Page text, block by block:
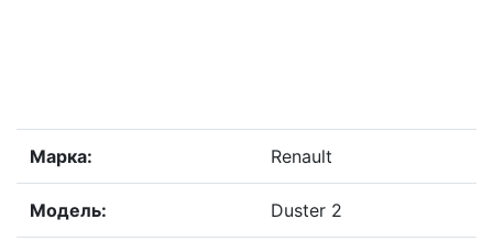
Марка: Renault
Модель: Duster 2